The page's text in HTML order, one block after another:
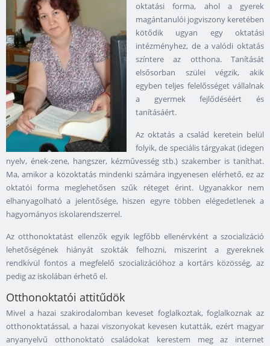
oktatási forma, ahol a gyerek
magántanulói jogviszony keretében
kötődik ugyan egy oktatási
intézményhez, de a valódi oktatás
színtere az otthona. Tanítását
elsősorban szülei végzik, akik
egyben teljes felelősséget vállalnak
a gyermek fejlődéséért és
tanításáért.
Az oktatás a család keretein belül
folyik, de speciális tárgyakat (idegen
nyelv, ének-zene, hangszer, kézművesség stb.) szakember is taníthat.
Ma, amikor a közoktatás mindenki számára ingyenesen elérhető, ez az
oktatói forma meglehetősen szűk réteget érint. Ugyanakkor nem
elhanyagolható a jelentősége, hiszen egyre többen elégedetlenek a
hagyományos iskolarendszerrel.
Az otthonoktatást ellenzők egyik legfőbb ellenérvként a szocializáció
lehetőségének hiányát szokták felhozni, miszerint a gyereknek
rendkívül fontos a megfelelő szocializációhoz a kortárs közösség, az
pedig az iskolában érhető el.
Otthonoktatói attitűdök
Mivel a hazai szakirodalomban keveset foglalkoztak, foglalkoznak az
otthonoktatással, a hazai viszonyokat kevesen kutatták, ezért magyar
anyanyelvű otthonoktató családokat kerestem meg az internet